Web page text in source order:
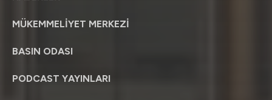
MÜKEMMELİYET MERKEZİ
BASIN ODASI
PODCAST YAYINLARI